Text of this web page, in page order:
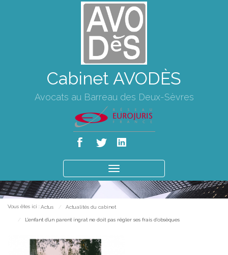
Cabinet AVODÈS
Avocats au Barreau des Deux-Sèvres
le
menu
Vous êtes ici : Actus Actualités du cabinet
L'enfant d'un parent ingrat ne doit pas régler ses frais d'obsèques